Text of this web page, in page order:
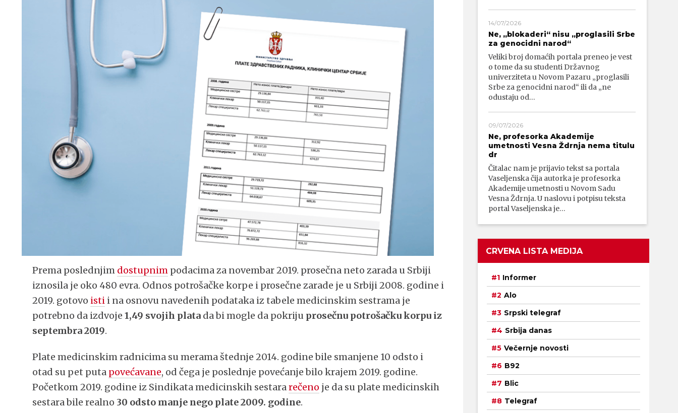
Prema poslednjim dostupnim podacima za novembar 2019. prosečna neto zarada u Srbiji
iznosila je oko 480 evra. Odnos potrošačke korpe i prosečne zarade je u Srbiji 2008. godine i
2019. gotovo isti i na osnovu navedenih podataka iz tabele medicinskim sestrama je
potrebno da izdvoje1,49 svojih plata da bi mogle da pokriju prosečnu potrošačku korpu iz
septembra 2019.
Plate medicinskim radnicima su merama štednje 2014. godine bile smanjene 10 odsto i
otad su pet puta povećavane, od čega je poslednje povećanje bilo krajem 2019. godine.
Početkom 2019. godine iz Sindikata medicinskih sestararečeno je da su plate medicinskih
sestara bile realno 30 odsto manje nego plate 2009. godine.
14/07/2026
Ne, „blokaderi“ nisu „proglasili Srbe
za genocidni narod“
Veliki broj domaćih portala preneo je vest
o tome da su studenti Državnog
univerziteta u Novom Pazaru „proglasili
Srbe za genocidni narod“ ili da „ne
odustaju od…
09/07/2026
Ne, profesorka Akademije
umetnosti Vesna Ždrnja nema titulu
dr
Čitalac nam je prijavio tekst sa portala
Vaseljenska čija autorka je profesorka
Akademije umetnosti u Novom Sadu
Vesna Ždrnja. U naslovu i potpisu teksta
portal Vaseljenska je…
CRVENA LISTA MEDIJA
Informer
Alo
Srpski telegraf
Srbija danas
Večernje novosti
B92
Blic
Telegraf